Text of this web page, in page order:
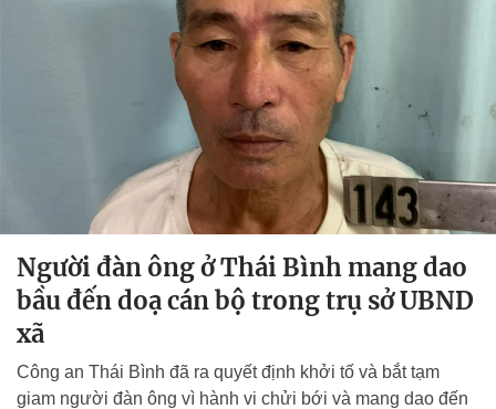
Người đàn ông ở Thái Bình mang dao
bầu đến doạ cán bộ trong trụ sở UBND
xã
Công an Thái Bình đã ra quyết định khởi tố và bắt tạm
giam người đàn ông vì hành vi chửi bới và mang dao đến